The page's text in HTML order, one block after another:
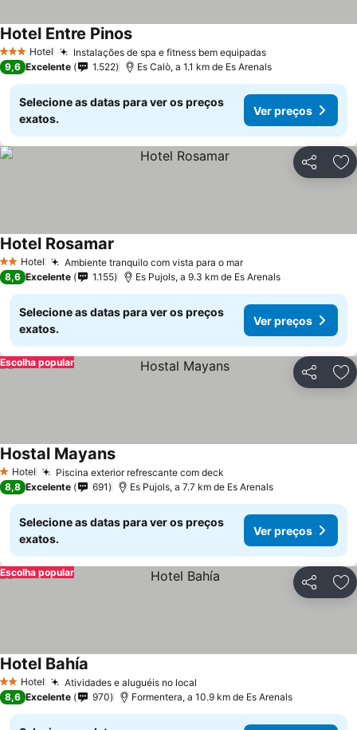
3 EstrelasHotel Instalações de spa e fitness bem equipadas
Hotel Entre Pinos
9,6 Excelente 1.522 Es Calò, a 1.1 km de Es Arenals
Selecione as datas para ver os preços
exatos.
Ver preços
Partilhar
2 Estrelas
Hotel Ambiente tranquilo com vista para o mar
Hotel Rosamar
8,6 Excelente 1.155 Es Pujols, a 9.3 km de Es Arenals
Selecione as datas para ver os preços
exatos.
Ver preços
Partilhar
Escolha popular
1 Estrelas
Hotel Piscina exterior refrescante com deck
Hostal Mayans
8,8 Excelente 691 Es Pujols, a 7.7 km de Es Arenals
Selecione as datas para ver os preços
exatos.
Ver preços
Partilhar
Escolha popular
2 Estrelas
Hotel Atividades e aluguéis no local
Hotel Bahía
8,6 Excelente 970 Formentera, a 10.9 km de Es Arenals